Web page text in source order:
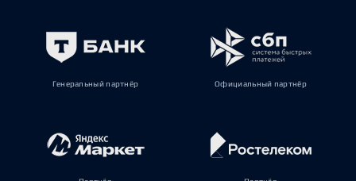
Генеральный партнёр Официальный партнёр